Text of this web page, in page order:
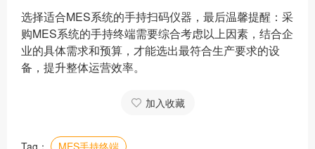
选择适合MES系统的手持扫码仪器，最后温馨提醒：采
购MES系统的手持终端需要综合考虑以上因素，结合企
业的具体需求和预算，才能选出最符合生产要求的设
备，提升整体运营效率。
加入收藏
Tag： MES手持终端